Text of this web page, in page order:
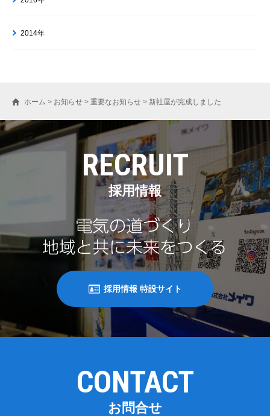
2014年
ホーム > お知らせ > 重要なお知らせ > 新社屋が完成しました
RECRUIT
採用情報
採用情報 特設サイト
CONTACT
お問合せ